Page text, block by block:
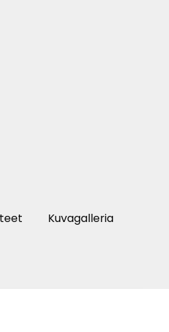
Kuvagalleria